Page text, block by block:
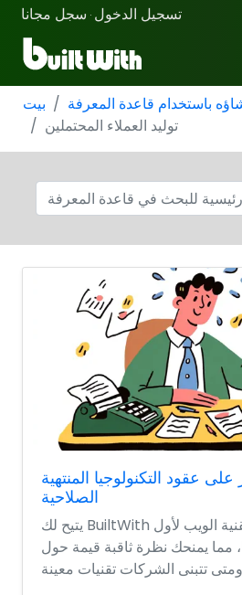
تسجيل الدخول · سجل مجانا
بيت
باستخدام قاعدة المعرفة
توليد العملاء المحتملين
على عقود التكنولوجيا المنتهية
الصلاحية
يتيح لك BuiltWith تتبع وقت اكتشاف تقنية الويب لأول
مما يمنحك نظرة ثاقبة قيمة حول